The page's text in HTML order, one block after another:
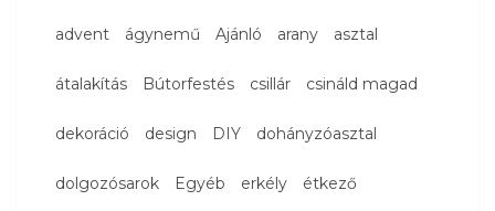
advent ágynemű Ajánló arany asztal
átalakítás Bútorfestés csillár csináld magad
dekoráció design DIY dohányzóasztal
dolgozósarok Egyéb erkély étkező